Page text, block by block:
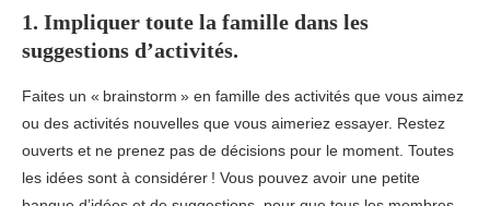
1. Impliquer toute la famille dans les
suggestions d’activités.
Faites un « brainstorm » en famille des activités que vous aimez
ou des activités nouvelles que vous aimeriez essayer. Restez
ouverts et ne prenez pas de décisions pour le moment. Toutes
les idées sont à considérer ! Vous pouvez avoir une petite